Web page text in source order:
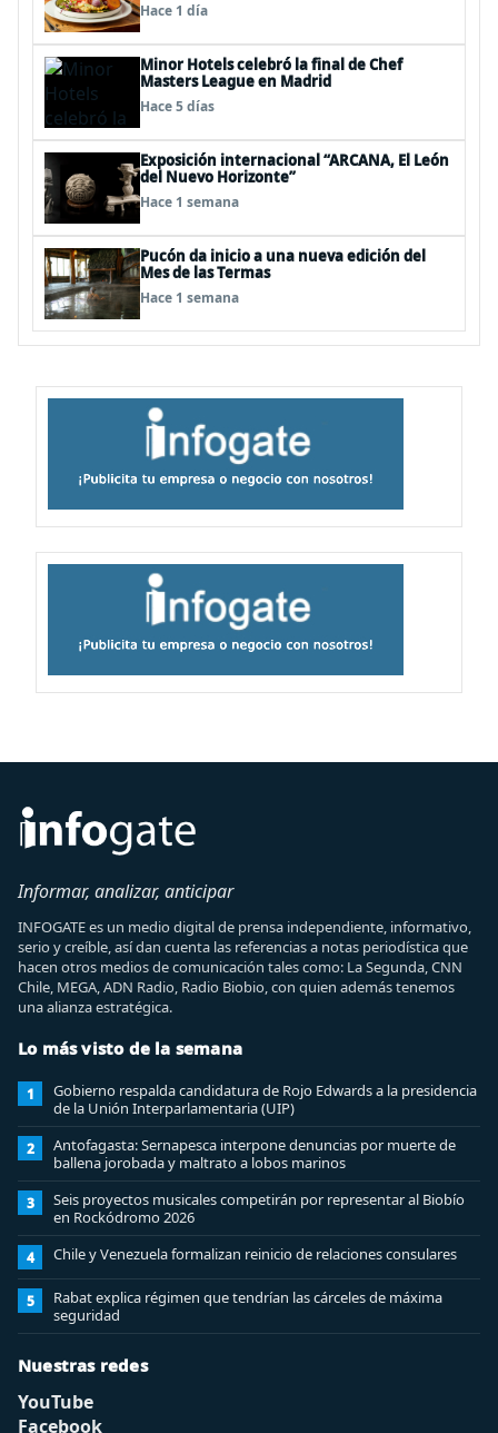
Hace 1 día
Minor Hotels celebró la final de Chef
Masters League en Madrid
Hace 5 días
Exposición internacional “ARCANA, El León
del Nuevo Horizonte”
Hace 1 semana
Pucón da inicio a una nueva edición del
Mes de las Termas
Hace 1 semana
Informar, analizar, anticipar
INFOGATE es un medio digital de prensa independiente, informativo,
serio y creíble, así dan cuenta las referencias a notas periodística que
hacen otros medios de comunicación tales como: La Segunda, CNN
Chile, MEGA, ADN Radio, Radio Biobio, con quien además tenemos
una alianza estratégica.
Lo más visto de la semana
1
Gobierno respalda candidatura de Rojo Edwards a la presidencia
de la Unión Interparlamentaria (UIP)
2
Antofagasta: Sernapesca interpone denuncias por muerte de
ballena jorobada y maltrato a lobos marinos
3
Seis proyectos musicales competirán por representar al Biobío
en Rockódromo 2026
4 Chile y Venezuela formalizan reinicio de relaciones consulares
5
Rabat explica régimen que tendrían las cárceles de máxima
seguridad
Nuestras redes
YouTube
Facebook